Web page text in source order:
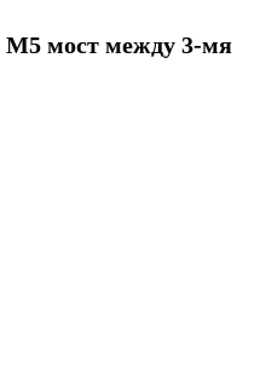
M5 мост между 3-мя